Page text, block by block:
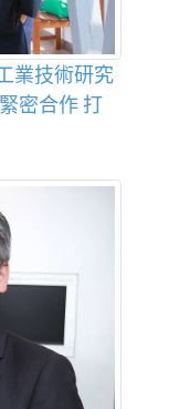
業技術研究
密合作 打